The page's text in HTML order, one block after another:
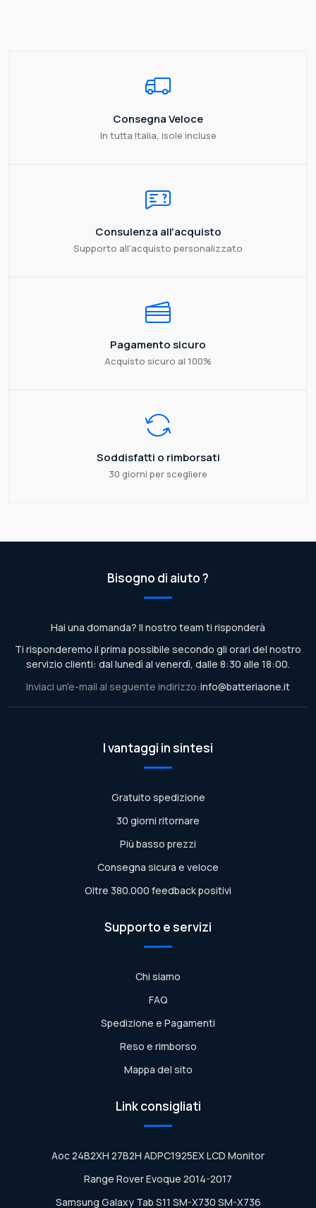
Consegna Veloce
In tutta Italia, isole incluse
Consulenza all'acquisto
Supporto all'acquisto personalizzato
Pagamento sicuro
Acquisto sicuro al 100%
Soddisfatti o rimborsati
30 giorni per scegliere
Bisogno di aiuto ?
Hai una domanda? Il nostro team ti risponderà
Ti risponderemo il prima possibile secondo gli orari del nostro
servizio clienti: dal lunedì al venerdì, dalle 8:30 alle 18:00.
Inviaci un'e-mail al seguente indirizzo:info@batteriaone.it
I vantaggi in sintesi
Gratuito spedizione
30 giorni ritornare
Più basso prezzi
Consegna sicura e veloce
Oltre 380.000 feedback positivi
Supporto e servizi
Chi siamo
FAQ
Spedizione e Pagamenti
Reso e rimborso
Mappa del sito
Link consigliati
Aoc 24B2XH 27B2H ADPC1925EX LCD Monitor
Range Rover Evoque 2014-2017
Samsung Galaxy Tab S11 SM-X730 SM-X736